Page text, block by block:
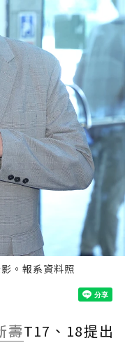
。報系資料照
壽T17、18提出